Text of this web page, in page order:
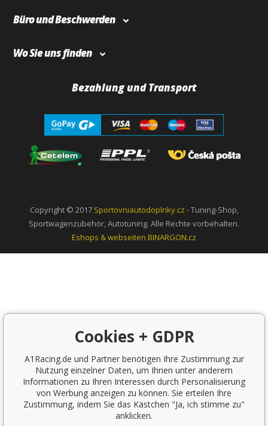
Büro und Beschwerden
Wo Sie uns finden
Bezahlung und Transport
Copyright © 2017 Sportovniautodoplnky.cz - Tuning-Shop,
Sportwagenzubehör, Autotuning. Alle Rechte vorbehalten.
Eshops & webseiten BINARGON.cz
Cookies + GDPR
A1Racing.de und Partner benötigen Ihre Zustimmung zur
Nutzung einzelner Daten, um Ihnen unter anderem
Informationen zu Ihren Interessen durch Personalisierung
von Werbung anzeigen zu können. Sie erteilen Ihre
Zustimmung, indem Sie das Kästchen "Ja, ich stimme zu"
anklicken.